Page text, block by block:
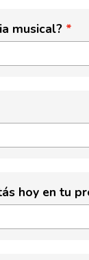
musical?
hoy en tu